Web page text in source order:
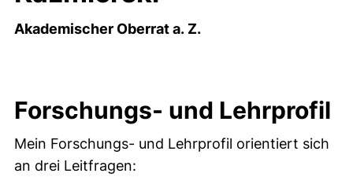
Akademischer Oberrat a. Z.
Forschungs- und Lehrprofil
Mein Forschungs- und Lehrprofil orientiert sich
an drei Leitfragen: